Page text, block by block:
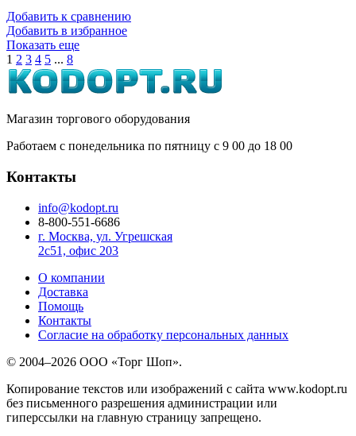
Добавить к сравнению
Добавить в избранное
Показать еще
1 2 3 4 5 ... 8
Магазин торгового оборудования
Работаем с понедельника по пятницу с 9 00 до 18 00
Контакты
info@kodopt.ru
8-800-551-6686
г. Москва, ул. Угрешская
2с51, офис 203
О компании
Доставка
Помощь
Контакты
Согласие на обработку персональных данных
© 2004–2026 ООО «Торг Шоп».
Копирование текстов или изображений с сайта www.kodopt.ru
без письменного разрешения администрации или
гиперссылки на главную страницу запрещено.